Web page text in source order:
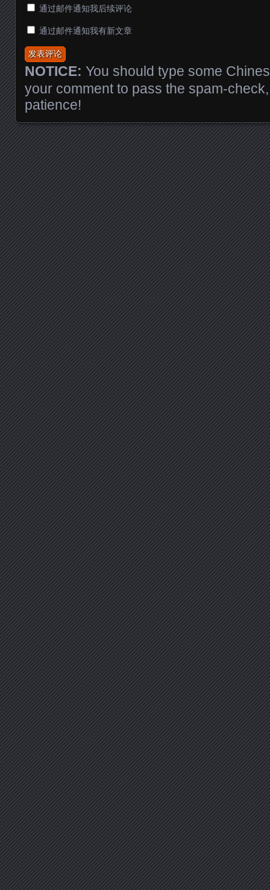
通过邮件通知我后续评论
通过邮件通知我有新文章
NOTICE: You should type some
your comment to pass the spam-
patience!